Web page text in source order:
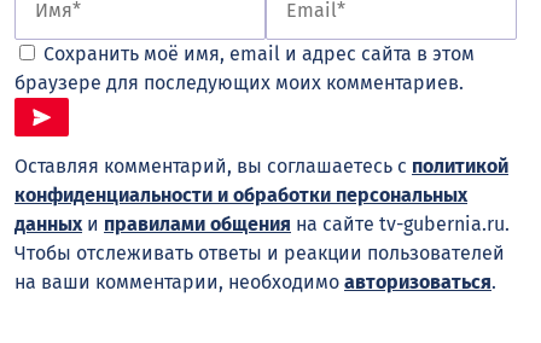
Сохранить моё имя, email и адрес сайта в этом
браузере для последующих моих комментариев.
Оставляя комментарий, вы соглашаетесь с политикой
конфиденциальности и обработки персональных
данных и правилами общения на сайте tv-gubernia.ru.
Чтобы отслеживать ответы и реакции пользователей
на ваши комментарии, необходимо авторизоваться.